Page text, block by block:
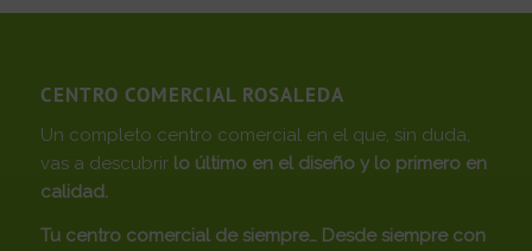
CENTRO COMERCIAL ROSALEDA
Un completo centro comercial en el que, sin duda,
vas a descubrir lo último en el diseño y lo primero en
calidad.
Tu centro comercial de siempre… Desde siempre con